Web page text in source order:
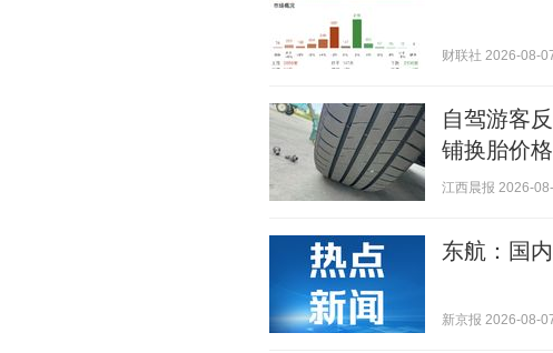
财联社 2026-08-
自驾游客
铺换胎价
江西晨报 2026-
东航：国
新京报 2026-08-